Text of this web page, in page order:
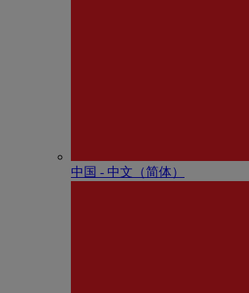
中国 - 中⽂（简体）